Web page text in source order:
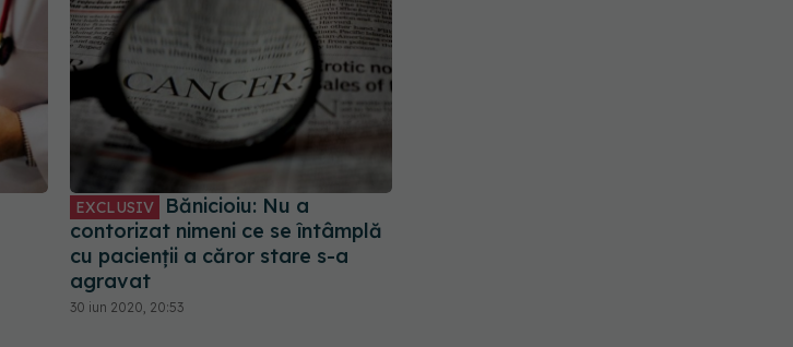
EXCLUSIV
Bănicioiu: Nu a
contorizat nimeni ce se întâmplă
cu pacienții a căror stare s-a
agravat
30 iun 2020, 20:53